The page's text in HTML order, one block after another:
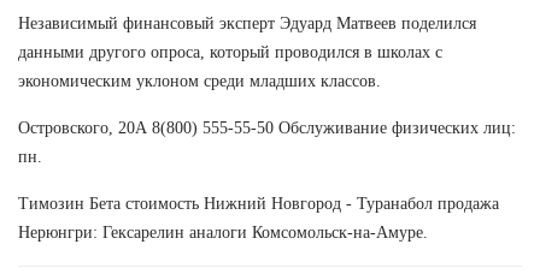
Независимый финансовый эксперт Эдуард Матвеев поделился
данными другого опроса, который проводился в школах с
экономическим уклоном среди младших классов.
Островского, 20А 8(800) 555-55-50 Обслуживание физических лиц:
пн.
Tимозин Бета стоимость Нижний Новгород - Туранабол продажа
Нерюнгри: Гексарелин аналоги Комсомольск-на-Амуре.